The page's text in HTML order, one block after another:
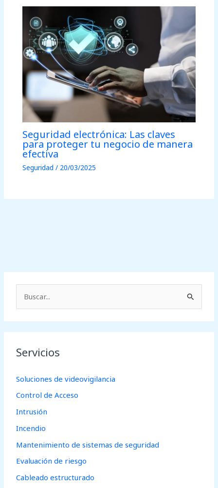
Seguridad electrónica: Las claves
para proteger tu negocio de manera
efectiva
Seguridad / 20/03/2025
a
o
r
:
Servicios
Soluciones de videovigilancia
Control de Acceso
Intrusión
Incendio
Mantenimiento de sistemas de seguridad
Evaluación de riesgo
Cableado estructurado